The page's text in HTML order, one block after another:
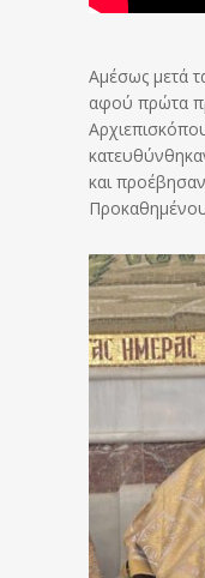
Αμέσως μετά
αφού πρώτα
και